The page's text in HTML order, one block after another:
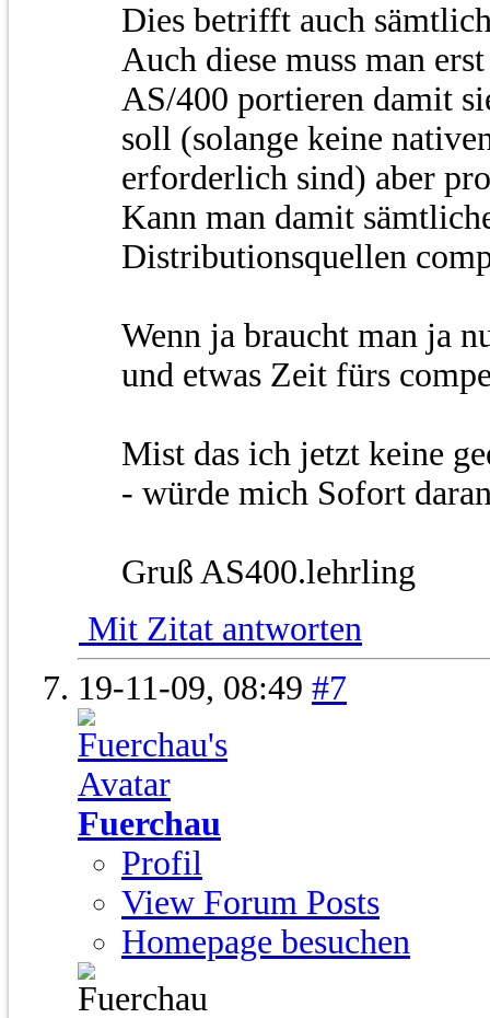
Dies betrifft auch
Auch diese muss man
AS/400 portieren damit
soll (solange keine
erforderlich sind) aber
Kann man damit
Distributionsquellen
Wenn ja braucht man ja
und etwas Zeit fürs
Mist das ich jetzt keine
- würde mich Sofort
Gruß AS400.lehrling
Mit Zitat antworten
19-11-09, 08:49 #7
Fuerchau
Profil
View Forum Posts
Homepage besuchen